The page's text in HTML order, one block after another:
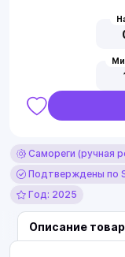
Самореги (ручная
Подтверждены по
Год: 2025
Описание